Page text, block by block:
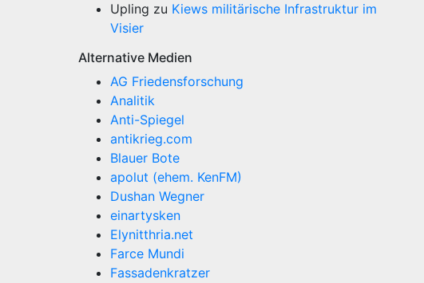
Upling zu Kiews militärische Infrastruktur im
Visier
Alternative Medien
AG Friedensforschung
Analitik
Anti-Spiegel
antikrieg.com
Blauer Bote
apolut (ehem. KenFM)
Dushan Wegner
einartysken
Elynitthria.net
Farce Mundi
Fassadenkratzer